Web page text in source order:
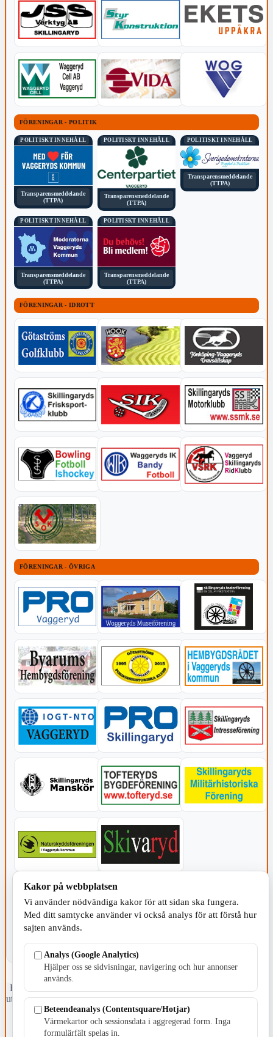
FÖRENINGAR - POLITIK
POLITISKT INNEHÅLL
Transparensmeddelande
(TTPA)
POLITISKT INNEHÅLL
Transparensmeddelande
(TTPA)
POLITISKT INNEHÅLL
Transparensmeddelande
(TTPA)
POLITISKT INNEHÅLL
Transparensmeddelande
(TTPA)
POLITISKT INNEHÅLL
Transparensmeddelande
(TTPA)
FÖRENINGAR - IDROTT
FÖRENINGAR - ÖVRIGA
KOMMUNEN
Fristående webbtidningsföretag grundat 1991 som sedan 2002 ger
ut tidningen Skillingaryd.nu och 2010 lanserades Värnamo.nu. Från
april 2026 omfattar Skillingaryd.nu tre kommuner: Gnosjö,
Värnamo och Vaggeryds kommun.
Kakor på webbplatsen
Vi använder nödvändiga kakor för att sidan ska fungera.
Med ditt samtycke använder vi också analys för att förstå hur
sajten används.
Analys (Google Analytics)
Hjälper oss se sidvisningar, navigering och hur annonser
används.
Beteendeanalys (Contentsquare/Hotjar)
Värmekartor och sessionsdata i aggregerad form. Inga
formulärfält spelas in.